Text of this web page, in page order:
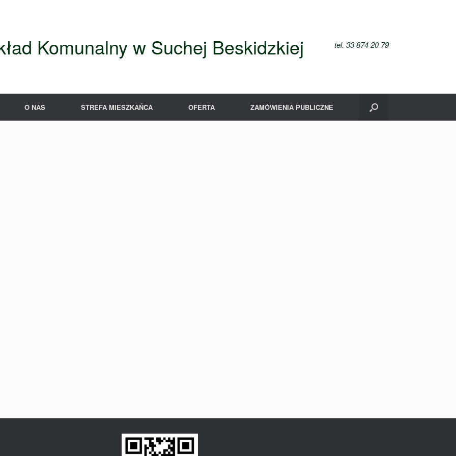
Komunalny w Suchej Beskidzkiej tel. 33 874 20 79
O NAS STREFA MIESZKAŃCA OFERTA ZAMÓWIENIA PUBLICZNE